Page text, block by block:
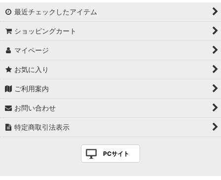
最近チェックしたアイテム
ショッピングカート
マイページ
お気に入り
ご利用案内
お問い合わせ
特定商取引法表示
PCサイト